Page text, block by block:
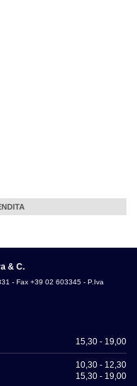
& C.
- Fax +39 02 603345 - P.Iva
15,30 - 19,00
10,30 - 12,30
15,30 - 19,00